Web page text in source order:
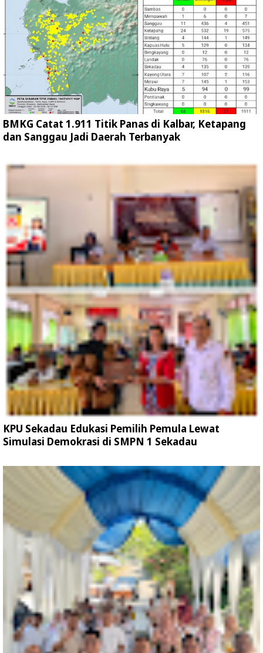
BMKG Catat 1.911 Titik Panas di Kalbar, Ketapang
dan Sanggau Jadi Daerah Terbanyak
KPU Sekadau Edukasi Pemilih Pemula Lewat
Simulasi Demokrasi di SMPN 1 Sekadau